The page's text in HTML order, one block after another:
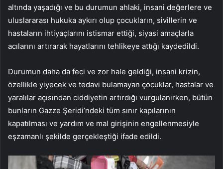
altında yaşadığı ve bu durumun ahlaki, insani değerlere ve
uluslararası hukuka aykırı olup çocukların, sivillerin ve
hastaların ihtiyaçlarını istismar ettiği, siyasi amaçlarla
acılarını artırarak hayatlarını tehlikeye attığı kaydedildi.
Durumun daha da feci ve zor hale geldiği, insani krizin,
özellikle yiyecek ve tedavi bulamayan çocuklar, hastalar ve
yaralılar açısından ciddiyetin artırdığı vurgulanırken, bütün
bunların Gazze Şeridi’ndeki tüm sınır kapılarının
kapatılması ve yardım ve mal girişinin engellenmesiyle
eşzamanlı şekilde gerçekleştiği ifade edildi.